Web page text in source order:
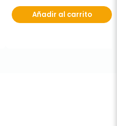
Añadir al carrito